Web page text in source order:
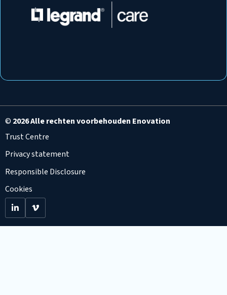
© 2026 Alle rechten voorbehouden Enovation
Trust Centre
Privacy statement
Responsible Disclosure
Cookies
Go
to
Go
to